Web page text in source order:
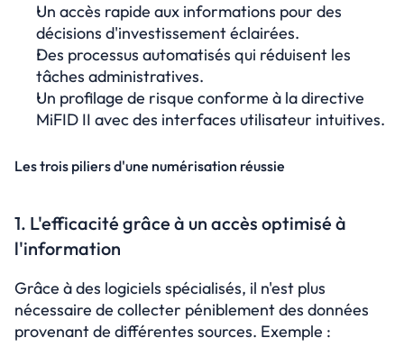
Un accès rapide aux informations pour des
décisions d'investissement éclairées.
Des processus automatisés qui réduisent les
tâches administratives.
Un profilage de risque conforme à la directive
MiFID II avec des interfaces utilisateur intuitives.
Les trois piliers d'une numérisation réussie
1. L'efficacité grâce à un accès optimisé à
l'information
Grâce à des logiciels spécialisés, il n'est plus
nécessaire de collecter péniblement des données
provenant de différentes sources. Exemple :